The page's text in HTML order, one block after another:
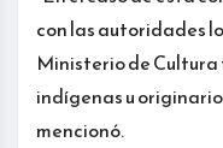
con las autoridades
Ministerio de Cultura
indígenas u
mencionó.